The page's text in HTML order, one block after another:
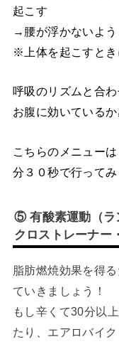
起こす
→腰が浮かないよう
※上体を起こすとき
呼吸のリズムと合
お腹に効いている
こちらのメニュー
分３０秒で行ってみ
⑤ 有酸素運動（ラ
クロストレーナー
脂肪燃焼効果を得
ていきましょう！
もし辛くて30分以
たり、エアロバイ